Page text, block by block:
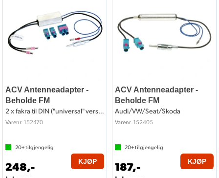
ACV Antenneadapter -
Beholde FM
2 x fakra til DIN ("universal" versjon)
Varenr 152470
20+tilgjengelig
248,- KJØP
ACV Antenneadapter -
Beholde FM
Audi/VW/Seat/Skoda
Varenr 152405
20+tilgjengelig
187,- KJØP